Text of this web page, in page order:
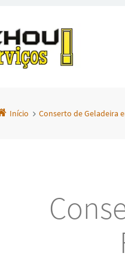
Início Conserto de Geladeira